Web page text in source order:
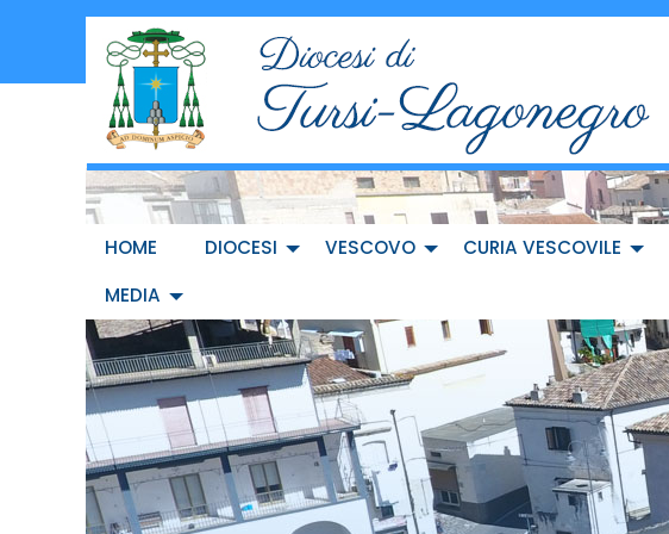
HOME DIOCESI VESCOVO CURIA VESCOVILE
MEDIA